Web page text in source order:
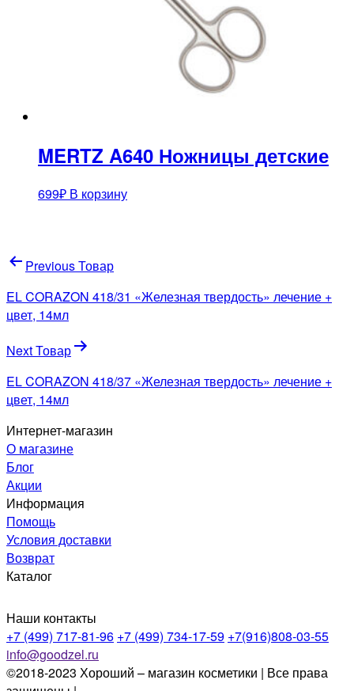
MERTZ A640 Ножницы детские
699₽ В корзину
Навигация
по
записям
Previous Товар
EL CORAZON 418/31 «Железная твердость» лечение +
цвет, 14мл
Next Товар
EL CORAZON 418/37 «Железная твердость» лечение +
цвет, 14мл
Интернет-магазин
О магазине
Блог
Акции
Информация
Помощь
Условия доставки
Возврат
Каталог
Наши контакты
+7 (499) 717-81-96 +7 (499) 734-17-59 +7(916)808-03-55
info@goodzel.ru
©2018-2023 Хороший – магазин косметики | Все права